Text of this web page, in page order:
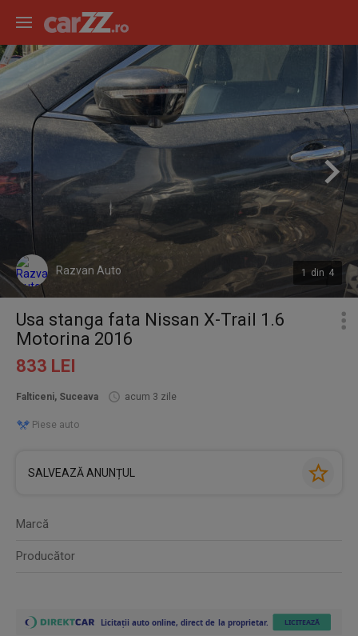
1 din 4
Razvan Auto
Usa stanga fata Nissan X-Trail 1.6
Motorina 2016
833 LEI
Falticeni, Suceava acum 3 zile
Piese auto
SALVEAZĂ ANUNȚUL
Marcă
Producător